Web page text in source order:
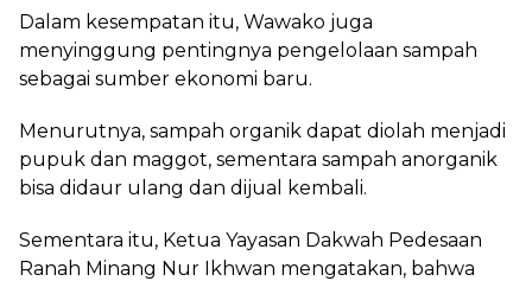
Dalam kesempatan itu, Wawako juga
menyinggung pentingnya pengelolaan sampah
sebagai sumber ekonomi baru.
Menurutnya, sampah organik dapat diolah menjadi
pupuk dan maggot, sementara sampah anorganik
bisa didaur ulang dan dijual kembali.
Sementara itu, Ketua Yayasan Dakwah Pedesaan
Ranah Minang Nur Ikhwan mengatakan, bahwa